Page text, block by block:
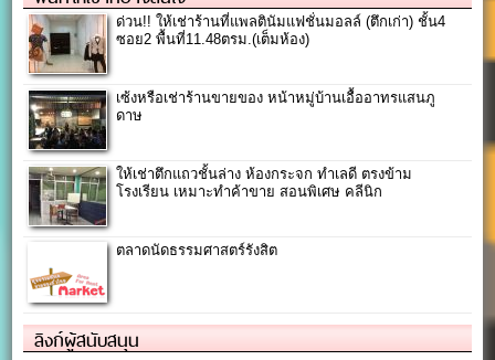
ด่วน!! ให้เช่าร้านที่แพลตินัมแฟชั่นมอลล์ (ตึกเก่า) ชั้น4
ซอย2 พื้นที่11.48ตรม.(เต็มห้อง)
เซ้งหรือเช่าร้านขายของ หน้าหมู่บ้านเอื้ออาทรแสนภู
ดาษ
ให้เช่าตึกแถวชั้นล่าง ห้องกระจก ทำเลดี ตรงข้าม
โรงเรียน เหมาะทำค้าขาย สอนพิเศษ คลีนิก
ตลาดนัดธรรมศาสตร์รังสิต
ลิงก์ผู้สนับสนุน